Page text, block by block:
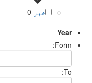
خبر 0
Year
Form: